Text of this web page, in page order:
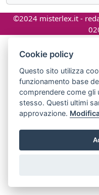
©2024 misterlex.it -
Cookie policy
Questo sito utilizza
funzionamento base
comprendere come gli
stesso. Questi ultimi
approvazione.